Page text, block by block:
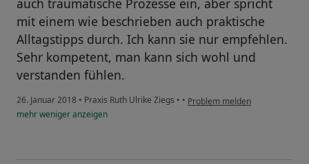
auch traumatische Prozesse ein, aber spricht
mit einem wie beschrieben auch praktische
Alltagstipps durch. Ich kann sie nur empfehlen.
Sehr kompetent, man kann sich wohl und
verstanden fühlen.
26. Januar 2018 • Praxis Ruth Ulrike Ziegs • • Problem melden
mehrwenigeranzeigen